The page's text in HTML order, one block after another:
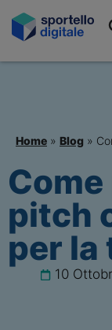
Home » Blog »
pitch
per la
10